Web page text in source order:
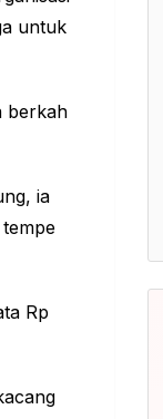
untuk
berkah
ia
Rp